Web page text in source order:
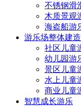
不锈钢滑
木质景观
海盗船游
游乐场整体建造
社区儿童
幼儿园游
景区儿童
水上儿童
商业儿童
智慧成长游乐